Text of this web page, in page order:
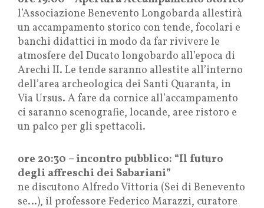
l’Associazione Benevento Longobarda allestirà
un accampamento storico con tende, focolari e
banchi didattici in modo da far rivivere le
atmosfere del Ducato longobardo all’epoca di
Arechi II. Le tende saranno allestite all’interno
dell’area archeologica dei Santi Quaranta, in
Via Ursus. A fare da cornice all’accampamento
ci saranno scenografie, locande, aree ristoro e
un palco per gli spettacoli.
ore 20:30 – incontro pubblico: “Il futuro
degli affreschi dei Sabariani”
ne discutono Alfredo Vittoria (Sei di Benevento
se…), il professore Federico Marazzi, curatore